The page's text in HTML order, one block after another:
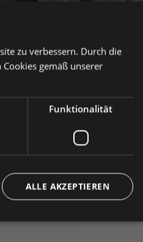
zu verbessern. Durch die
gemäß unserer
Funktionalität
ALLE AKZEPTIEREN